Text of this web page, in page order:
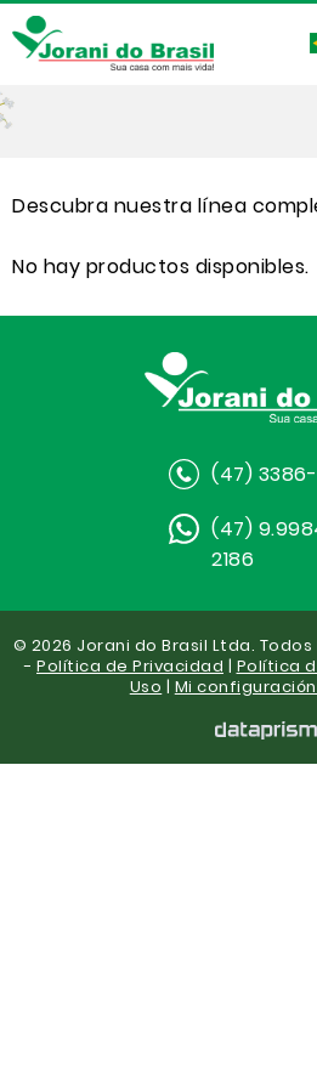
Descubra nuestra línea
No hay productos disponibles.
(47)
(47)
2186
© 2026 Jorani do Brasil Ltda.
- Política de Privacidad | Política
Uso | Mi